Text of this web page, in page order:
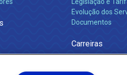
Legislação e
Evolução dos
Documentos
Carreiras